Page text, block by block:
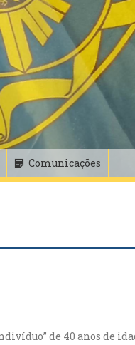
Comunicações
de 40 anos de